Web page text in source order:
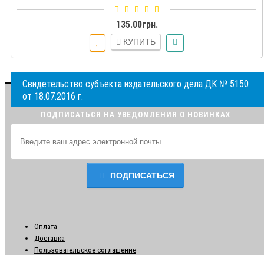
135.00грн.
КУПИТЬ
Свидетельство субъекта издательского дела ДК № 5150
от 18.07.2016 г.
ПОДПИСАТЬСЯ НА УВЕДОМЛЕНИЯ О НОВИНКАХ
ПОДПИСАТЬСЯ
Оплата
Доставка
Пользовательское соглашение